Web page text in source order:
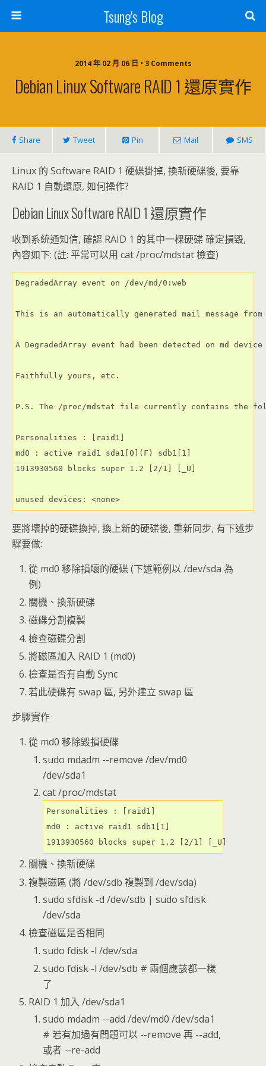
Tsung's Blog
2014 年 02 月 06 日 • 3 Comments
Debian Linux Software RAID 1 還原實作
Share Tweet Pin Mail SMS
Linux 的 Software RAID 1 硬碟掛掉, 換新硬碟後, 要靠
RAID 1 自動還原, 如何操作?
Debian Linux Software RAID 1 還原實作
收到系統通知信, 確認 RAID 1 的其中一棵硬碟 確定損毀,
內容如下: (註: 平常可以用 cat /proc/mdstat 檢查)
DegradedArray event on /dev/md/0:web
This is an automatically generated mail message from
A DegradedArray event had been detected on md
Faithfully yours, etc.
P.S. The /proc/mdstat file currently contains the
Personalities : [raid1]
md0 : active raid1 sda1[0](F) sdb1[1]
1913930560 blocks super 1.2 [2/1] [_U]
unused devices: <none>
要將壞掉的硬碟換掉, 換上新的硬碟後, 重新同步, 有下述步
驟要做:
從 md0 移除損壞的硬碟 (下述範例以 /dev/sda 為
例)
關機、換新硬碟
磁碟分割複製
檢查磁碟分割
將磁區加入 RAID 1 (md0)
檢查是否有自動 Sync
若此硬碟有 swap 區, 另外建立 swap 區
步驟實作
從 md0 移除毀損硬碟
sudo mdadm --remove /dev/md0
/dev/sda1
cat /proc/mdstat
Personalities : [raid1]
md0 : active raid1 sdb1[1]
1913930560 blocks super 1.2 [2/1] [_U]
關機、換新硬碟
複製磁區 (將 /dev/sdb 複製到 /dev/sda)
sudo sfdisk -d /dev/sdb | sudo sfdisk
/dev/sda
檢查磁區是否相同
sudo fdisk -l /dev/sda
sudo fdisk -l /dev/sdb # 兩個應該都一樣
了
RAID 1 加入 /dev/sda1
sudo mdadm --add /dev/md0 /dev/sda1
# 若有加過有問題可以 --remove 再 --add,
或者 --re-add